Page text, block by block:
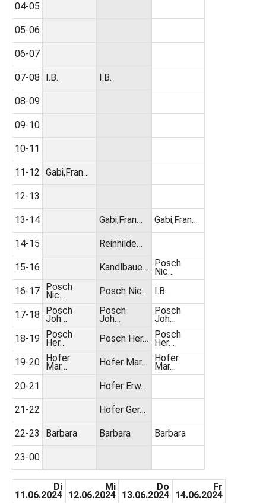
04-05
05-06
06-07
07-08
08-09
09-10
10-11
11-12
12-13
13-14
14-15
15-16
16-17
17-18
18-19
19-20
20-21
21-22
22-23
23-00
I.B.
Gabi,Fran…
Posch
Nic…
Posch
Joh…
Posch
Her…
Hofer
Mar…
Barbara
I.B.
Gabi,Fran…
Reinhilde…
Kandlbaue…
Posch Nic…
Posch
Joh…
Posch Her…
Hofer Mar…
Hofer Erw…
Hofer Ger…
Barbara
Gabi,Fran…
Posch
Nic…
I.B.
Posch
Joh…
Posch
Her…
Hofer
Mar…
Barbara
Di
11.06.2024
Mi
12.06.2024
Do
13.06.2024
Fr
14.06.2024